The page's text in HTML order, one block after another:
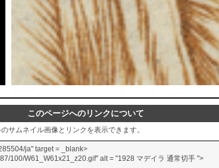
このページへのリンクについて
サムネイル画像とリンクを表示できます。